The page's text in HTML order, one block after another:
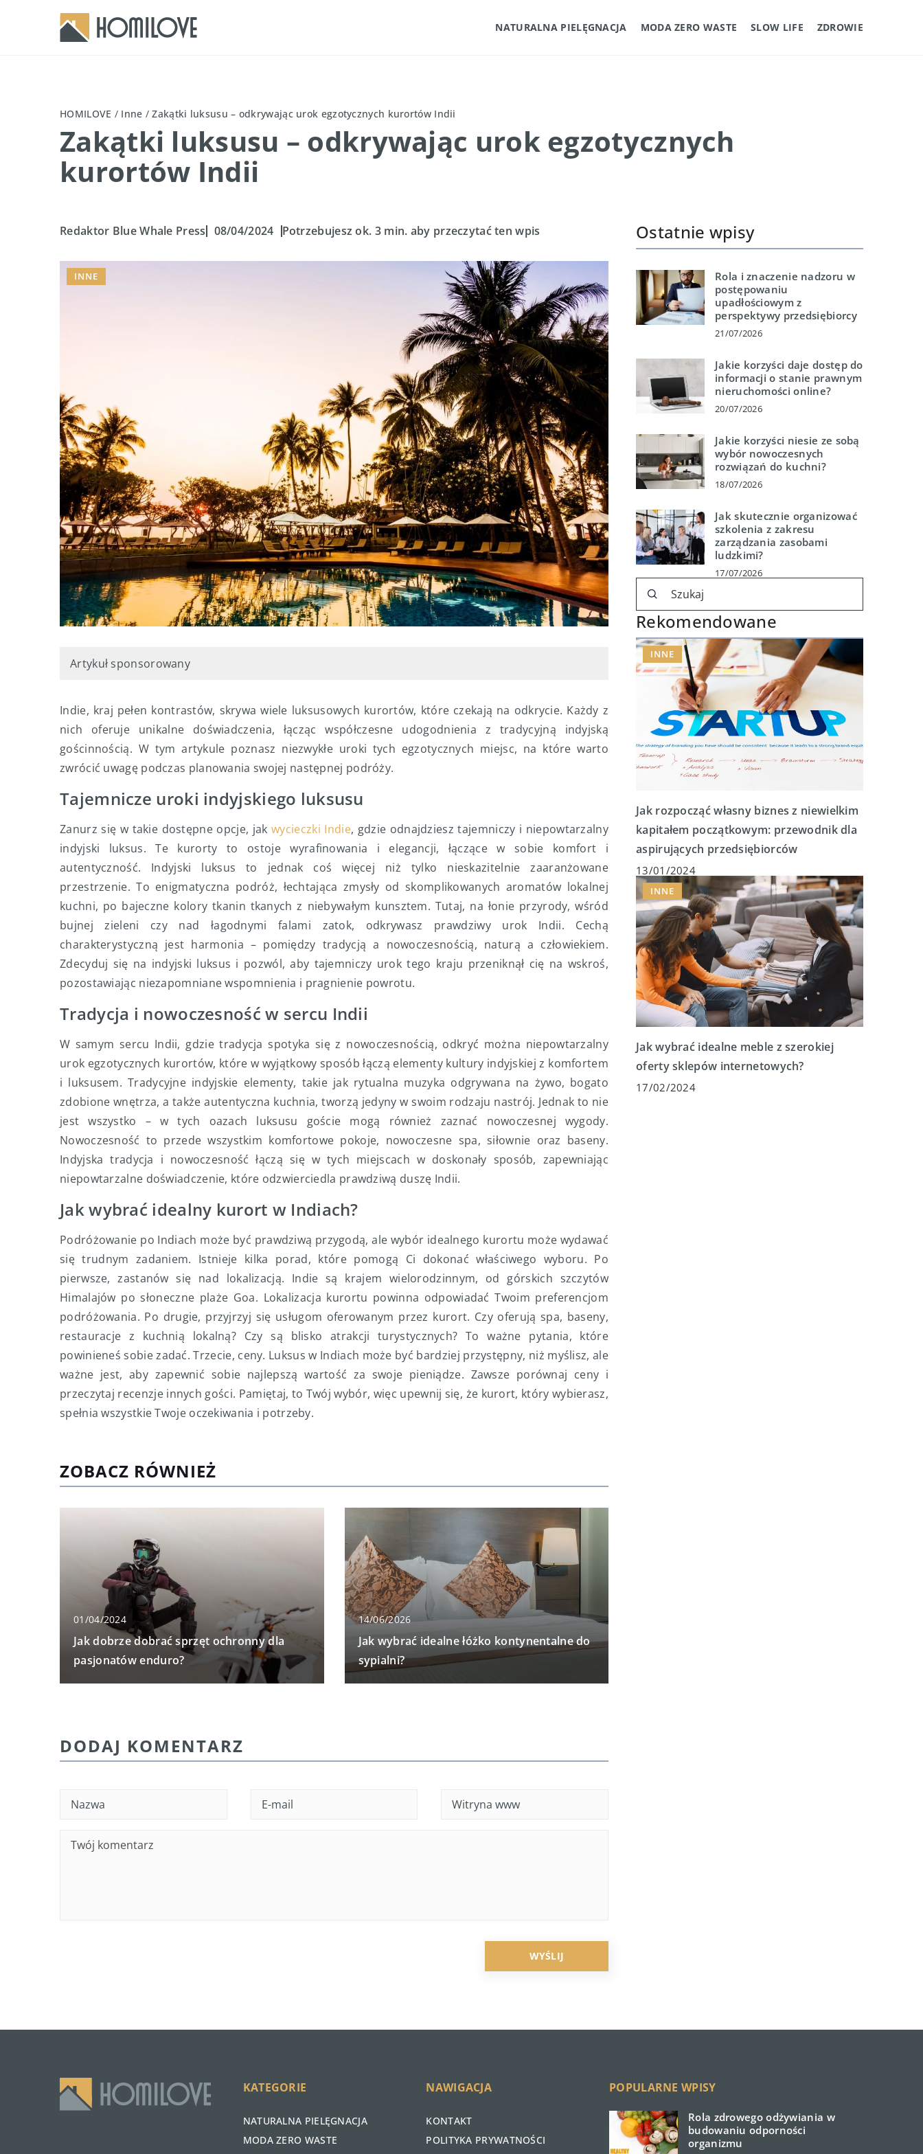
NATURALNA PIELĘGNACJA MODA ZERO WASTE SLOW LIFE ZDROWIE
HOMILOVE / Inne /Zakątki luksusu – odkrywając urok egzotycznych kurortów Indii
Zakątki luksusu – odkrywając urok egzotycznych
kurortów Indii
Redaktor Blue Whale Press 08/04/2024 Potrzebujesz ok. 3 min. aby przeczytać ten wpis
INNE
Artykuł sponsorowany
Indie, kraj pełen kontrastów, skrywa wiele luksusowych kurortów, które czekają na odkrycie. Każdy z
nich oferuje unikalne doświadczenia, łącząc współczesne udogodnienia z tradycyjną indyjską
gościnnością. W tym artykule poznasz niezwykłe uroki tych egzotycznych miejsc, na które warto
zwrócić uwagę podczas planowania swojej następnej podróży.
Tajemnicze uroki indyjskiego luksusu
Zanurz się w takie dostępne opcje, jakwycieczki Indie, gdzie odnajdziesz tajemniczy i niepowtarzalny
indyjski luksus. Te kurorty to ostoje wyrafinowania i elegancji, łączące w sobie komfort i
autentyczność. Indyjski luksus to jednak coś więcej niż tylko nieskazitelnie zaaranżowane
przestrzenie. To enigmatyczna podróż, łechtająca zmysły od skomplikowanych aromatów lokalnej
kuchni, po bajeczne kolory tkanin tkanych z niebywałym kunsztem. Tutaj, na łonie przyrody, wśród
bujnej zieleni czy nad łagodnymi falami zatok, odkrywasz prawdziwy urok Indii. Cechą
charakterystyczną jest harmonia – pomiędzy tradycją a nowoczesnością, naturą a człowiekiem.
Zdecyduj się na indyjski luksus i pozwól, aby tajemniczy urok tego kraju przeniknął cię na wskroś,
pozostawiając niezapomniane wspomnienia i pragnienie powrotu.
Tradycja i nowoczesność w sercu Indii
W samym sercu Indii, gdzie tradycja spotyka się z nowoczesnością, odkryć można niepowtarzalny
urok egzotycznych kurortów, które w wyjątkowy sposób łączą elementy kultury indyjskiej z komfortem
i luksusem. Tradycyjne indyjskie elementy, takie jak rytualna muzyka odgrywana na żywo, bogato
zdobione wnętrza, a także autentyczna kuchnia, tworzą jedyny w swoim rodzaju nastrój. Jednak to nie
jest wszystko – w tych oazach luksusu goście mogą również zaznać nowoczesnej wygody.
Nowoczesność to przede wszystkim komfortowe pokoje, nowoczesne spa, siłownie oraz baseny.
Indyjska tradycja i nowoczesność łączą się w tych miejscach w doskonały sposób, zapewniając
niepowtarzalne doświadczenie, które odzwierciedla prawdziwą duszę Indii.
Jak wybrać idealny kurort w Indiach?
Podróżowanie po Indiach może być prawdziwą przygodą, ale wybór idealnego kurortu może wydawać
się trudnym zadaniem. Istnieje kilka porad, które pomogą Ci dokonać właściwego wyboru. Po
pierwsze, zastanów się nad lokalizacją. Indie są krajem wielorodzinnym, od górskich szczytów
Himalajów po słoneczne plaże Goa. Lokalizacja kurortu powinna odpowiadać Twoim preferencjom
podróżowania. Po drugie, przyjrzyj się usługom oferowanym przez kurort. Czy oferują spa, baseny,
restauracje z kuchnią lokalną? Czy są blisko atrakcji turystycznych? To ważne pytania, które
powinieneś sobie zadać. Trzecie, ceny. Luksus w Indiach może być bardziej przystępny, niż myślisz, ale
ważne jest, aby zapewnić sobie najlepszą wartość za swoje pieniądze. Zawsze porównaj ceny i
przeczytaj recenzje innych gości. Pamiętaj, to Twój wybór, więc upewnij się, że kurort, który wybierasz,
spełnia wszystkie Twoje oczekiwania i potrzeby.
ZOBACZ RÓWNIEŻ
01/04/2024
Jak dobrze dobrać sprzęt ochronny dla
pasjonatów enduro?
14/06/2026
Jak wybrać idealne łóżko kontynentalne do
sypialni?
Ostatnie wpisy
Rola i znaczenie nadzoru w
postępowaniu
upadłościowym z
perspektywy przedsiębiorcy
21/07/2026
Jakie korzyści daje dostęp do
informacji o stanie prawnym
nieruchomości online?
20/07/2026
Jakie korzyści niesie ze sobą
wybór nowoczesnych
rozwiązań do kuchni?
18/07/2026
Jak skutecznie organizować
szkolenia z zakresu
zarządzania zasobami
ludzkimi?
17/07/2026
Rekomendowane
INNE
Jak rozpocząć własny biznes z niewielkim
kapitałem początkowym: przewodnik dla
aspirujących przedsiębiorców
13/01/2024
INNE
Jak wybrać idealne meble z szerokiej
oferty sklepów internetowych?
17/02/2024
DODAJ KOMENTARZ
KATEGORIE
NATURALNA PIELĘGNACJA
MODA ZERO WASTE
NAWIGACJA
KONTAKT
POLITYKA PRYWATNOŚCI
POPULARNE WPISY
Rola zdrowego odżywiania w
budowaniu odporności
organizmu